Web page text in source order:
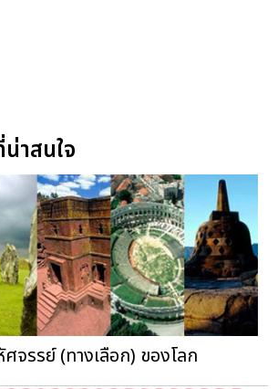
าสนใจ
จรรย์ (ทางเลือก) ของโลก